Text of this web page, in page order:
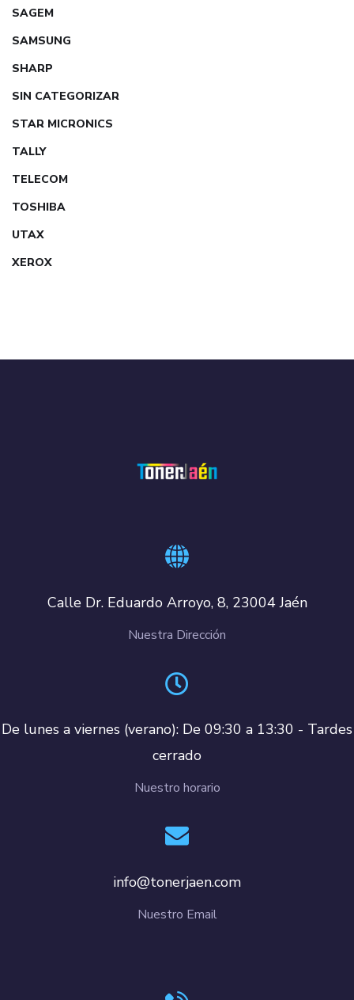
SAGEM
SAMSUNG
SHARP
SIN CATEGORIZAR
STAR MICRONICS
TALLY
TELECOM
TOSHIBA
UTAX
XEROX
Calle Dr. Eduardo Arroyo, 8, 23004 Jaén
Nuestra Dirección
De lunes a viernes (verano): De 09:30 a 13:30 - Tardes
cerrado
Nuestro horario
info@tonerjaen.com
Nuestro Email